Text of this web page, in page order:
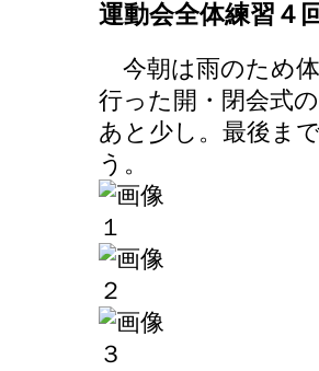
運動会全体練習４
今朝は雨のため
行った開・閉会式
あと少し。最後ま
う。